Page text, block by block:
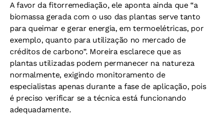
A favor da fitorremediação, ele aponta ainda que “a
biomassa gerada com o uso das plantas serve tanto
para queimar e gerar energia, em termoelétricas, por
exemplo, quanto para utilização no mercado de
créditos de carbono”. Moreira esclarece que as
plantas utilizadas podem permanecer na natureza
normalmente, exigindo monitoramento de
especialistas apenas durante a fase de aplicação, pois
é preciso verificar se a técnica está funcionando
adequadamente.